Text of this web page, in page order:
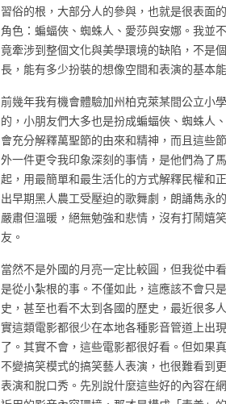
習俗的根，大部分人的參與，也就是很表面
角色：蝙蝠俠、蜘蛛人、愛莎與安娜。我並
竟牽涉到整個文化與美學環境的缺陷，不是
長，能有多少扮裝的想像空間和表演的基本
前幾年我有機會體驗加州柏克萊某間公立小
的，小朋友們大多也是扮成蝙蝠俠、蜘蛛人
會充分解釋萬聖節的由來和精神，而且這些
外一件更令我印象深刻的事情，是他們為了
起，用最簡單和最生活化的方式解釋民權和
出早期黑人農工受壓迫的歌舞劇，朗誦雋永
嚴肅但溫暖，絕無勉強和悲情，沒有打鬧嬉
友。
當然不是外國的月亮一定比較圓，但我從中
是從小紮根的事。不僅如此，這應該不會只
史，甚至也看不太到各國的歷史，最近很多
實這類電影都很少在本地各種影音管道上出
了。其實不會，這些電影都很好看。但如果
不變搞笑模式的搞笑藝人表演，也很難看到
表演和脫口秀。先別說什麼這些好的內容在